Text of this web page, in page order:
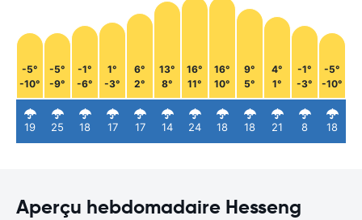
-5°
-10°
19
-5°
-9°
25
-1°
-6°
18
1°
-3°
17
6°
2°
17
13°
8°
14
16°
11°
24
16°
10°
18
9°
5°
18
4°
1°
21
-1°
-3°
8
-5°
-10°
18
Aperçu hebdomadaire Hesseng